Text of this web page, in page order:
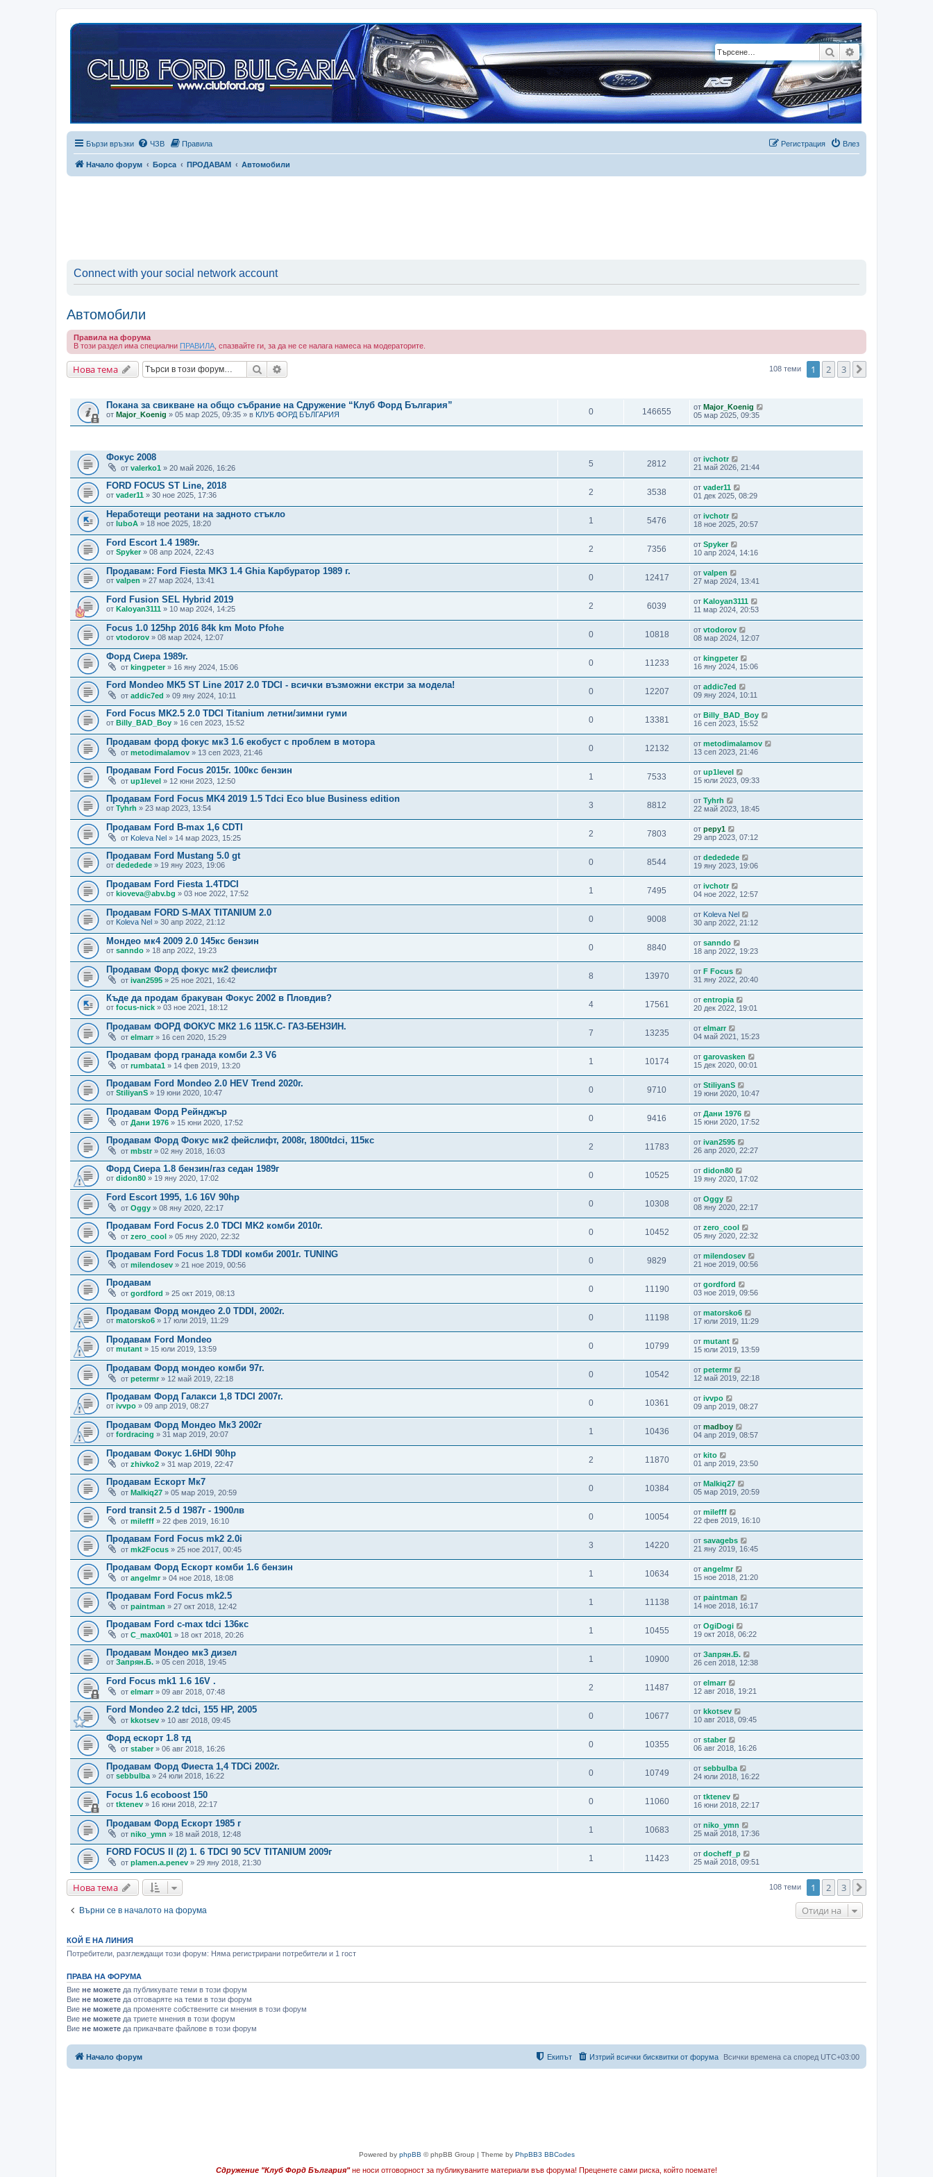
ТърсенеРазширено
Бързи връзки ЧЗВ Правила Влез
Регистрация
Начало форум Борса ПРОДАВАМ Автомобили
Connect with your social network account
Автомобили
Правила на форума
В този раздел има специални ПРАВИЛА , спазвайте ги, за да не се налага намеса на модераторите.
Нова тема Търсене 108 теми 1 2 3
Покана за свикване на общо събрание на Сдружение “Клуб Форд България”
от Major_Koenig » 05 мар 2025, 09:35 » в КЛУБ ФОРД БЪЛГАРИЯ 0 146655 от Major_Koenig
05 мар 2025, 09:35
Фокус 2008
от valerko1 » 20 май 2026, 16:26 5 2812 от ivchotr
21 май 2026, 21:44
FORD FOCUS ST Line, 2018
от vader11 » 30 ное 2025, 17:36 2 3538 от vader11
01 дек 2025, 08:29
Неработещи реотани на задното стъкло
от luboA » 18 ное 2025, 18:20 1 5476 от ivchotr
18 ное 2025, 20:57
Ford Escort 1.4 1989г.
от Spyker» 08 апр 2024, 22:43 2 7356 от Spyker
10 апр 2024, 14:16
Продавам: Ford Fiesta MK3 1.4 Ghia Карбуратор 1989 г.
от valpen » 27 мар 2024, 13:41 0 12417 от valpen
27 мар 2024, 13:41
Ford Fusion SEL Hybrid 2019
от Kaloyan3111 » 10 мар 2024, 14:25 2 6039 от Kaloyan3111
11 мар 2024, 20:53
Focus 1.0 125hp 2016 84k km Moto Pfohe
от vtodorov » 08 мар 2024, 12:07 0 10818 от vtodorov
08 мар 2024, 12:07
Форд Сиера 1989г.
от kingpeter» 16 яну 2024, 15:06 0 11233 от kingpeter
16 яну 2024, 15:06
Ford Mondeo MK5 ST Line 2017 2.0 TDCI - всички възможни екстри за модела!
от addic7ed » 09 яну 2024, 10:11 0 12207 от addic7ed
09 яну 2024, 10:11
Ford Focus MK2.5 2.0 TDCI Titanium летни/зимни гуми
от Billy_BAD_Boy » 16 сеп 2023, 15:52 0 13381 от Billy_BAD_Boy
16 сеп 2023, 15:52
Продавам форд фокус мк3 1.6 екобуст с проблем в мотора
от metodimalamov » 13 сеп 2023, 21:46 0 12132 от metodimalamov
13 сеп 2023, 21:46
Продавам Ford Focus 2015г. 100кс бензин
от up1level » 12 юни 2023, 12:50 1 7533 от up1level
15 юли 2023, 09:33
Продавам Ford Focus MK4 2019 1.5 Tdci Eco blue Business edition
от Tyhrh » 23 мар 2023, 13:54 3 8812 от Tyhrh
22 май 2023, 18:45
Продавам Ford B-max 1,6 CDTI
от Koleva Nel » 14 мар 2023, 15:25 2 7803 от pepy1
29 апр 2023, 07:12
Продавам Ford Mustang 5.0 gt
от dededede » 19 яну 2023, 19:06 0 8544 от dededede
19 яну 2023, 19:06
Продавам Ford Fiesta 1.4TDCI
от kioveva@abv.bg » 03 ное 2022, 17:52 1 7495 от ivchotr
04 ное 2022, 12:57
Продавам FORD S-MAX TITANIUM 2.0
от Koleva Nel » 30 апр 2022, 21:12 0 9008 от Koleva Nel
30 апр 2022, 21:12
Мондео мк4 2009 2.0 145кс бензин
от sanndo » 18 апр 2022, 19:23 0 8840 от sanndo
18 апр 2022, 19:23
Продавам Форд фокус мк2 феислифт
от ivan2595 » 25 ное 2021, 16:42 8 13970 от F Focus
31 яну 2022, 20:40
Къде да продам бракуван Фокус 2002 в Пловдив?
от focus-nick » 03 ное 2021, 18:12 4 17561 от entropia
20 дек 2022, 19:01
Продавам ФОРД ФОКУС МК2 1.6 115К.С- ГАЗ-БЕНЗИН.
от elmarr » 16 сеп 2020, 15:29 7 13235 от elmarr
04 май 2021, 15:23
Продавам форд гранада комби 2.3 V6
от rumbata1 » 14 фев 2019, 13:20 1 10174 от garovasken
15 дек 2020, 00:01
Продавам Ford Mondeo 2.0 HEV Trend 2020г.
от StiliyanS » 19 юни 2020, 10:47 0 9710 от StiliyanS
19 юни 2020, 10:47
Продавам Форд Рейнджър
от Дани 1976 » 15 юни 2020, 17:52 0 9416 от Дани 1976
15 юни 2020, 17:52
Продавам Форд Фокус мк2 фейслифт, 2008г, 1800tdci, 115кс
от mbstr » 02 яну 2018, 16:03 2 11783 от ivan2595
26 апр 2020, 22:27
Форд Сиера 1.8 бензин/газ седан 1989г
от didon80 » 19 яну 2020, 17:02 0 10525 от didon80
19 яну 2020, 17:02
Ford Escort 1995, 1.6 16V 90hp
от Oggy » 08 яну 2020, 22:17 0 10308 от Oggy
08 яну 2020, 22:17
Продавам Ford Focus 2.0 TDCI MK2 комби 2010г.
от zero_cool » 05 яну 2020, 22:32 0 10452 от zero_cool
05 яну 2020, 22:32
Продавам Ford Focus 1.8 TDDI комби 2001г. TUNING
от milendosev » 21 ное 2019, 00:56 0 9829 от milendosev
21 ное 2019, 00:56
Продавам
от gordford » 25 окт 2019, 08:13 0 11190 от gordford
03 ное 2019, 09:56
Продавам Форд мондео 2.0 TDDI, 2002г.
от matorsko6 » 17 юли 2019, 11:29 0 11198 от matorsko6
17 юли 2019, 11:29
Продавам Ford Mondeo
от mutant » 15 юли 2019, 13:59 0 10799 от mutant
15 юли 2019, 13:59
Продавам Форд мондео комби 97г.
от petermr » 12 май 2019, 22:18 0 10542 от petermr
12 май 2019, 22:18
Продавам Форд Галакси 1,8 TDCI 2007г.
от ivvpo » 09 апр 2019, 08:27 0 10361 от ivvpo
09 апр 2019, 08:27
Продавам Форд Мондео Мк3 2002г
от fordracing » 31 мар 2019, 20:07 1 10436 от madboy
04 апр 2019, 08:57
Продавам Фокус 1.6HDI 90hp
от zhivko2 » 31 мар 2019, 22:47 2 11870 от kito
01 апр 2019, 23:50
Продавам Ескорт Мк7
от Malkiq27 » 05 мар 2019, 20:59 0 10384 от Malkiq27
05 мар 2019, 20:59
Ford transit 2.5 d 1987г - 1900лв
от milefff » 22 фев 2019, 16:10 0 10054 от milefff
22 фев 2019, 16:10
Продавам Ford Focus mk2 2.0i
от mk2Focus » 25 ное 2017, 00:45 3 14220 от savagebs
21 яну 2019, 16:45
Продавам Форд Ескорт комби 1.6 бензин
от angelmr» 04 ное 2018, 18:08 1 10634 от angelmr
15 ное 2018, 21:20
Продавам Ford Focus mk2.5
от paintman » 27 окт 2018, 12:42 1 11138 от paintman
14 ное 2018, 16:17
Продавам Ford c-max tdci 136кс
от C_max0401 » 18 окт 2018, 20:26 1 10455 от OgiDogi
19 окт 2018, 06:22
Продавам Мондео мк3 дизел
от Запрян.Б. » 05 сеп 2018, 19:45 1 10900 от Запрян.Б.
26 сеп 2018, 12:38
Ford Focus mk1 1.6 16V .
от elmarr» 09 авг 2018, 07:48 2 11487 от elmarr
12 авг 2018, 19:21
Ford Mondeo 2.2 tdci, 155 HP, 2005
от kkotsev » 10 авг 2018, 09:45 0 10677 от kkotsev
10 авг 2018, 09:45
Форд ескорт 1.8 тд
от staber» 06 авг 2018, 16:26 0 10355 от staber
06 авг 2018, 16:26
Продавам Форд Фиеста 1,4 TDCi 2002г.
от sebbulba » 24 юли 2018, 16:22 0 10749 от sebbulba
24 юли 2018, 16:22
Focus 1.6 ecoboost 150
от tktenev » 16 юни 2018, 22:17 0 11060 от tktenev
16 юни 2018, 22:17
Продавам Форд Ескорт 1985 г
от niko_ymn » 18 май 2018, 12:48 1 10683 от niko_ymn
25 май 2018, 17:36
FORD FOCUS II (2) 1. 6 TDCI 90 5CV TITANIUM 2009г
от plamen.a.penev » 29 яну 2018, 21:30 1 11423 от docheff_p
25 май 2018, 09:51
Нова тема 108 теми 1 2 3
Върни се в началото на форума Отиди на
КОЙ Е НА ЛИНИЯ
Потребители, разглеждащи този форум: Няма регистрирани потребители и 1 гост
ПРАВА НА ФОРУМА
Вие не можете да публикувате теми в този форум
Вие не можете да отговаряте на теми в този форум
Вие не можете да променяте собствените си мнения в този форум
Вие не можете да триете мнения в този форум
Вие не можете да прикачвате файлове в този форум
Начало форум Всички времена са според UTC+03:00
Изтрий всички бисквитки от форума
Екипът
Powered by phpBB © phpBB Group | Theme by PhpBB3 BBCodes
Сдружение "Клуб Форд България" не носи отговорност за публикуваните материали във форума! Преценете сами риска, който поемате!